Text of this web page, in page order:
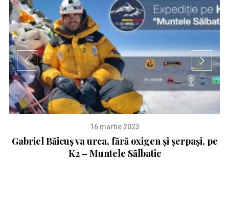
16 martie 2023
Gabriel Băicuș va urca, fără oxigen și șerpași, pe
K2 – Muntele Sălbatic